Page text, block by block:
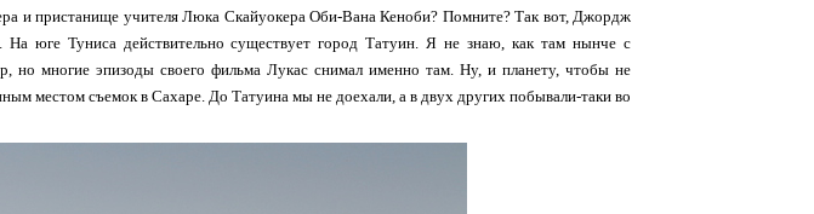
и пристанище учителя Люка Скайуокера Оби-Вана Кеноби? Помните? Так вот, Джордж
На юге Туниса действительно существует город Татуин. Я не знаю, как там нынче с
но многие эпизоды своего фильма Лукас снимал именно там. Ну, и планету, чтобы не
местом съемок в Сахаре. До Татуина мы не доехали, а в двух других побывали-таки во